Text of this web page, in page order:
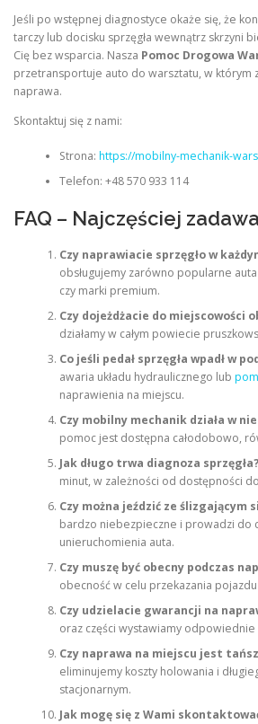
Jeśli po wstępnej diagnostyce okaże się, że
tarczy lub docisku sprzęgła wewnątrz skrzyni
Cię bez wsparcia. Nasza Pomoc Drogowa
przetransportuje auto do warsztatu, w którym
naprawa.
Skontaktuj się z nami:
Strona: https://mobilny-mechanik-
Telefon: +48 570 933 114
FAQ – Najczęściej
Czy naprawiacie sprzęgło w
obsługujemy zarówno popularne
czy marki premium.
Czy dojeżdżacie do miejscowości
działamy w całym powiecie
Co jeśli pedał sprzęgła wpadł w
awaria układu hydraulicznego lub
naprawienia na miejscu.
Czy mobilny mechanik działa w
pomoc jest dostępna całodobowo,
Jak długo trwa diagnoza sprzęgła?
minut, w zależności od dostępności
Czy można jeździć ze ślizgającym
bardzo niebezpieczne i prowadzi do
unieruchomienia auta.
Czy muszę być obecny podczas
obecność w celu przekazania
Czy udzielacie gwarancji na
oraz części wystawiamy
Czy naprawa na miejscu jest
eliminujemy koszty holowania i
stacjonarnym.
Jak mogę się z Wami